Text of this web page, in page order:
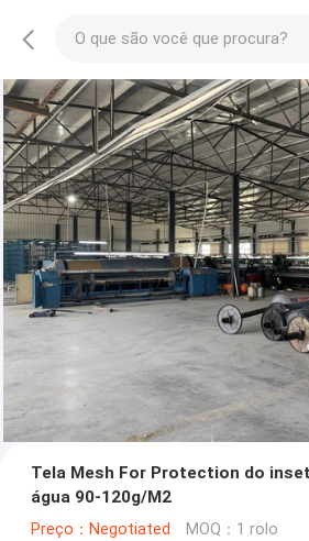
Tela Mesh For Protection do
água 90-120g/M2
Preço：Negotiated MOQ：1 rolo